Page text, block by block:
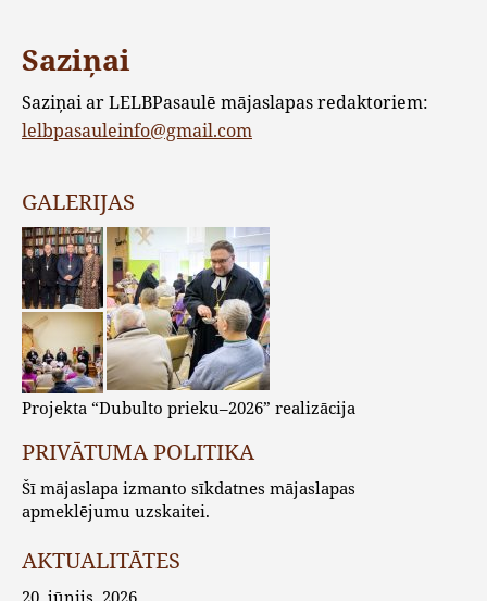
Saziņai
Saziņai ar LELBPasaulē mājaslapas redaktoriem:
lelbpasauleinfo@gmail.com
GALERIJAS
Projekta “Dubulto prieku–2026” realizācija
PRIVĀTUMA POLITIKA
Šī mājaslapa izmanto sīkdatnes mājaslapas
apmeklējumu uzskaitei.
AKTUALITĀTES
20. jūnijs, 2026